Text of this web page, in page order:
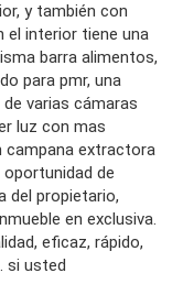
y también con
el interior tiene una
barra alimentos,
para pmr, una
varias cámaras
luz con mas
campana extractora
de
del propietario,
en exclusiva.
eficaz, rápido,
si usted